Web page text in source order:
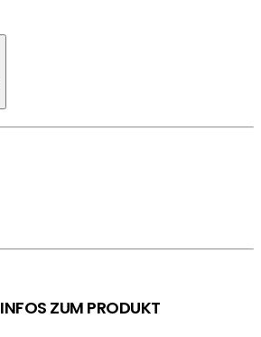
INFOS ZUM PRODUKT